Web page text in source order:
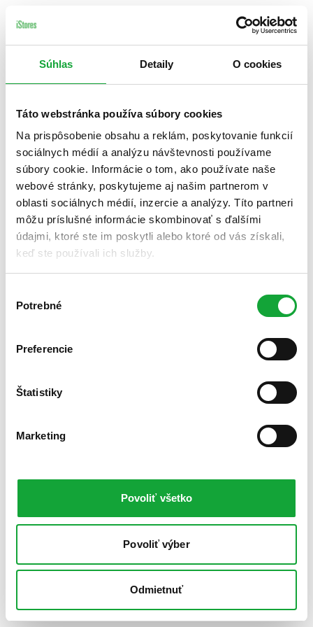
Súhlas Detaily O cookies
Táto webstránka používa súbory cookies
Na prispôsobenie obsahu a reklám, poskytovanie funkcií
sociálnych médií a analýzu návštevnosti používame
súbory cookie. Informácie o tom, ako používate naše
webové stránky, poskytujeme aj našim partnerom v
oblasti sociálnych médií, inzercie a analýzy. Títo partneri
môžu príslušné informácie skombinovať s ďalšími
údajmi, ktoré ste im poskytli alebo ktoré od vás získali,
keď ste používali ich služby.
súhlasu
Potrebné
Preferencie
Štatistiky
Marketing
Povoliť všetko
Povoliť výber
Odmietnuť